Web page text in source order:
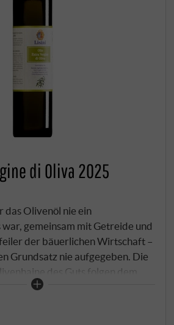
di Oliva 2025
das Olivenöl nie ein
gemeinsam mit Getreide und
der bäuerlichen Wirtschaft –
Grundsatz nie aufgegeben. Die
des Guts folgen dem
promiscuo": Olivenbäume
zwischen Weinbergen und